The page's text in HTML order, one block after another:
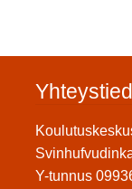
Y-tunnus